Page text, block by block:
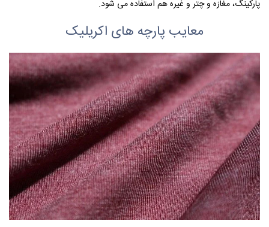
پارکینگ، مغازه و چتر و غیره هم استفاده می شود.
معایب پارچه های اکریلیک